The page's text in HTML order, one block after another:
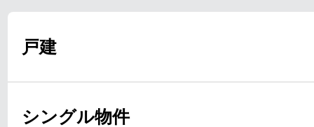
戸建
シングル物件